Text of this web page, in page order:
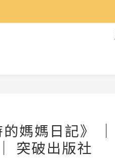
的媽媽日記》
突破出版社